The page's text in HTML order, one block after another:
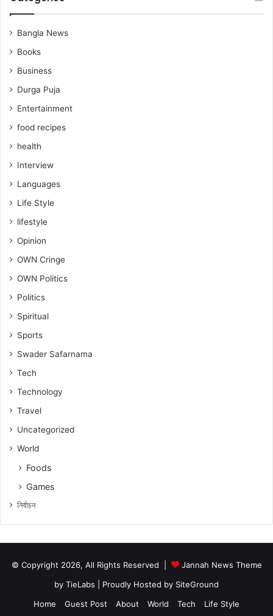
Bangla News
Books
Business
Durga Puja
Entertainment
food recipes
health
Interview
Languages
Life Style
lifestyle
Opinion
OWN Cringe
OWN Politics
Politics
Spiritual
Sports
Swader Safarnama
Tech
Technology
Travel
Uncategorized
World
Foods
Games
নিৰ্বাচন
© Copyright 2026, All Rights Reserved |
Jannah News Theme
by TieLabs | Proudly Hosted by SiteGround
Home
Guest Post About World Tech Life Style